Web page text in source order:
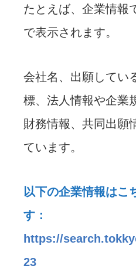
たとえば、企業情報
で表示されます。
会社名、出願してい
標、法人情報や企業
財務情報、共同出願
ています。
以下の企業情報はこ
す：
https://
23